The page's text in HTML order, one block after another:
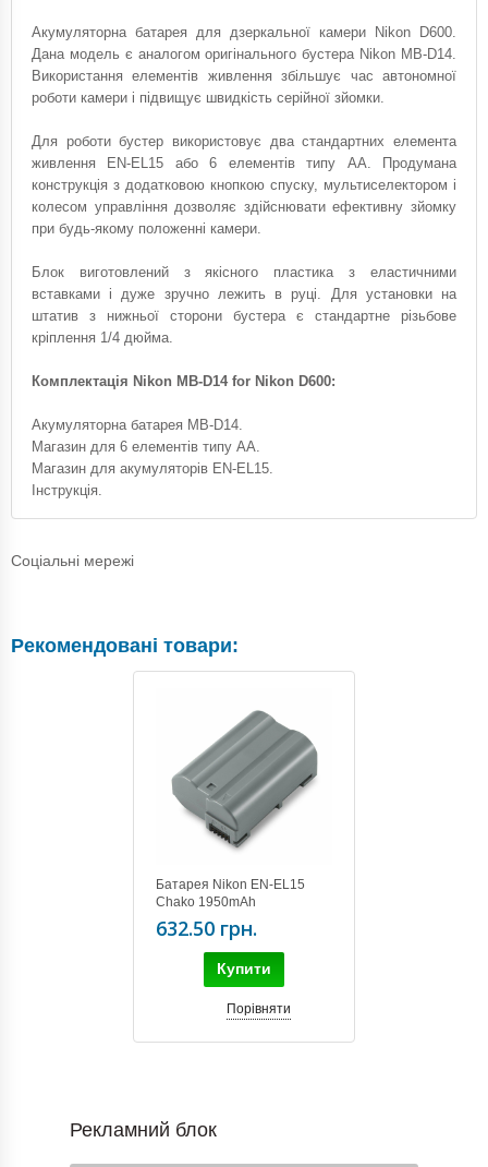
Акумуляторна батарея для дзеркальної камери Nikon D600.
Дана модель є аналогом оригінального бустера Nikon MB-D14.
Використання елементів живлення збільшує час автономної
роботи камери і підвищує швидкість серійної зйомки.
Для роботи бустер використовує два стандартних елемента
живлення EN-EL15 або 6 елементів типу AA. Продумана
конструкція з додатковою кнопкою спуску, мультиселектором і
колесом управління дозволяє здійснювати ефективну зйомку
при будь-якому положенні камери.
Блок виготовлений з якісного пластика з еластичними
вставками і дуже зручно лежить в руці. Для установки на
штатив з нижньої сторони бустера є стандартне різьбове
кріплення 1/4 дюйма.
Комплектація Nikon MB-D14 for Nikon D600:
Акумуляторна батарея MB-D14.
Магазин для 6 елементів типу AA.
Магазин для акумуляторів EN-EL15.
Інструкція.
Соціальні мережі
Рекомендовані товари:
Батарея Nikon EN-EL15
Chako 1950mAh
632.50 грн.
Купити
Порівняти
Рекламний блок